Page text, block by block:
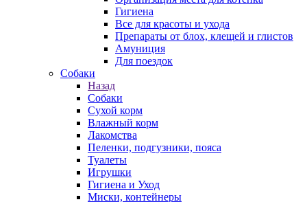
Гигиена
Все для красоты и ухода
Препараты от блох, клещей и глистов
Амуниция
Для поездок
Собаки
Назад
Собаки
Сухой корм
Влажный корм
Лакомства
Пеленки, подгузники, пояса
Туалеты
Игрушки
Гигиена и Уход
Миски, контейнеры